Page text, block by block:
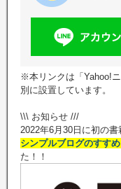
※本リンクは「Yahoo!
別に設置しています。
\\\ お知らせ ///
2022年6月30日に初の書
シンプルブログのすす
た！！